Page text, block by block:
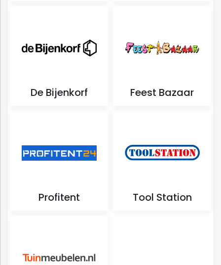
De Bijenkorf Feest Bazaar
Profitent Tool Station